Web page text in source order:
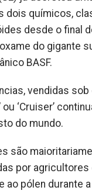
dois químicos,
desde o final
do gigante
BASF.
vendidas sob
ou ‘Cruiser’
do mundo.
são
por agricultores
ao pólen durante